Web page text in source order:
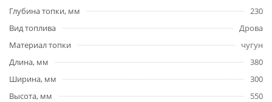
Глубина топки, мм
230
Вид топлива
Дрова
Материал топки
чугун
Длина, мм
380
Ширина, мм
300
Высота, мм
550